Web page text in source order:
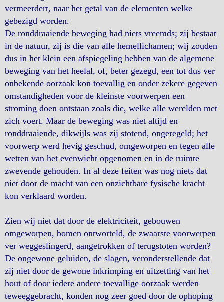
vermeerdert, naar het getal van de elementen welke
gebezigd worden.
De ronddraaiende beweging had niets vreemds; zij bestaat
in de natuur, zij is die van alle hemellichamen; wij zouden
dus in het klein een afspiegeling hebben van de algemene
beweging van het heelal, of, beter gezegd, een tot dus ver
onbekende oorzaak kon toevallig en onder zekere gegeven
omstandigheden voor de kleinste voorwerpen een
stroming doen ontstaan zoals die, welke alle werelden met
zich voert. Maar de beweging was niet altijd en
ronddraaiende, dikwijls was zij stotend, ongeregeld; het
voorwerp werd hevig geschud, omgeworpen en tegen alle
wetten van het evenwicht opgenomen en in de ruimte
zwevende gehouden. In al deze feiten was nog niets dat
niet door de macht van een onzichtbare fysische kracht
kon verklaard worden.
Zien wij niet dat door de elektriciteit, gebouwen
omgeworpen, bomen ontworteld, de zwaarste voorwerpen
ver weggeslingerd, aangetrokken of terugstoten worden?
De ongewone geluiden, de slagen, veronderstellende dat
zij niet door de gewone inkrimping en uitzetting van het
hout of door iedere andere toevallige oorzaak werden
teweeggebracht, konden nog zeer goed door de ophoping